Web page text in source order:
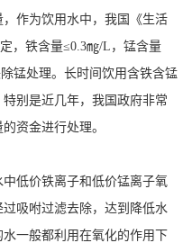
作为饮用水中，我国《生活
，铁含量≤0.3㎎/L，锰含量
锰处理。长时间饮用含铁含锰
别是近几年，我国政府非常
量的资金进行处理。
低价铁离子和低价锰离子氧
吸咐过滤去除，达到降低水
一般都利用在氧化的作用下